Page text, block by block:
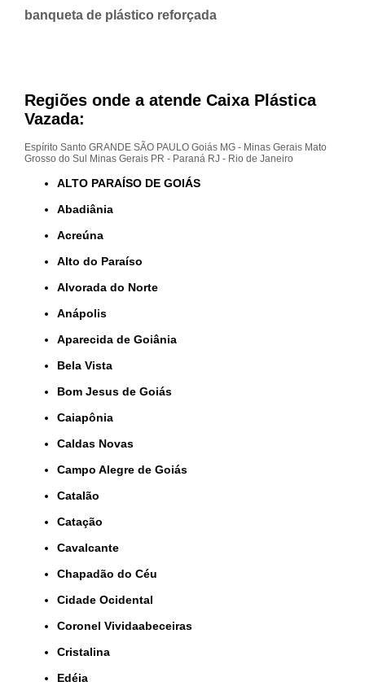
banqueta de plástico reforçada
Regiões onde a atende Caixa Plástica
Vazada:
Espírito Santo GRANDE SÃO PAULO Goiás MG - Minas Gerais Mato
Grosso do Sul
Minas Gerais PR - Paraná RJ - Rio de Janeiro
ALTO PARAÍSO DE GOIÁS
Abadiânia
Acreúna
Alto do Paraíso
Alvorada do Norte
Anápolis
Aparecida de Goiânia
Bela Vista
Bom Jesus de Goiás
Caiapônia
Caldas Novas
Campo Alegre de Goiás
Catalão
Catação
Cavalcante
Chapadão do Céu
Cidade Ocidental
Coronel Vividaabeceiras
Cristalina
Edéia